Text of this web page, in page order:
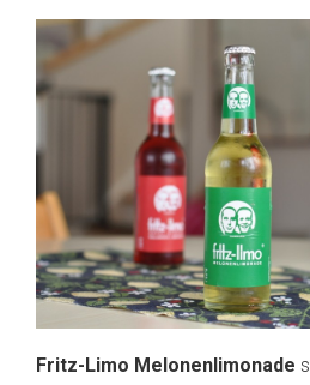
Fritz-Limo Melonenlimonade